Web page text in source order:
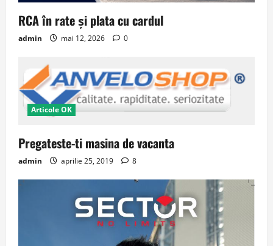
RCA în rate și plata cu cardul
admin mai 12, 2026 0
Articole OK
Pregateste-ti masina de vacanta
admin aprilie 25, 2019 8